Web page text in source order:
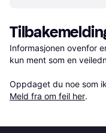
Informasjonen ovenfor
kun ment som en
Oppdaget du noe som
Meld fra om feil her.